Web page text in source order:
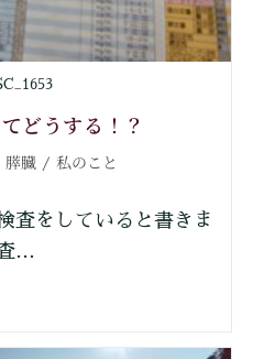
どうする！？
膵臓 / 私のこと
査をしていると書きま
…